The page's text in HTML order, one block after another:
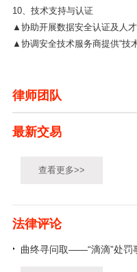
10、技术支持与认证
▲协助开展数据安全认证及人
▲协调安全技术服务商提供“技
律师团队
最新交易
查看更多>>
法律评论
曲终寻问取——“滴滴”处罚